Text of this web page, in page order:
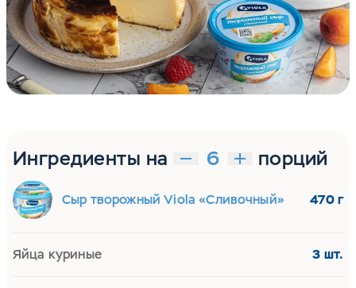
Ингредиенты на порций
Сыр творожный Viola «Сливочный» 470 г
Яйца куриные 3 шт.